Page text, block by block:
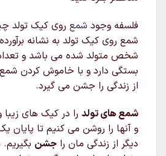
فلسفه وجود شمع روی کیک تولد
شمع روی کیک تولد به نشانه
شخص متولد شده می باشد و
بستگی دارد و با خاموش کردن شمع
از زندگی را جشن می گیرد.
شمع های تولد را در کیک های
و آنها را روشن می کنیم تا پایان
دیگر از زندگی مان را جشن